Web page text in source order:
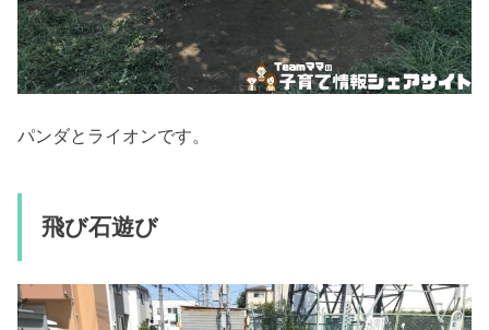
パンダとライオンです。
飛び石遊び